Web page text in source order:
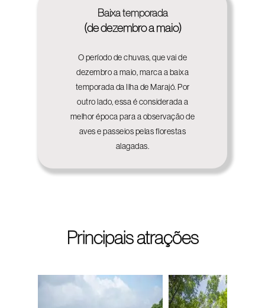
Baixa temporada
(de dezembro a maio)
O período de chuvas, que vai de
dezembro a maio, marca a baixa
temporada da Ilha de Marajó. Por
outro lado, essa é considerada a
melhor época para a observação de
aves e passeios pelas florestas
alagadas.
Principais atrações